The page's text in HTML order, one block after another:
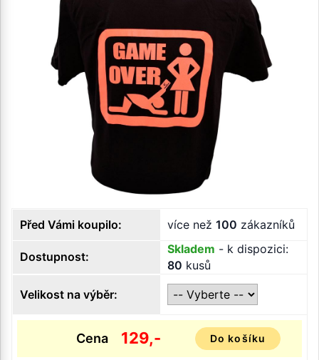
Před Vámi koupilo: více než 100 zákazníků
Dostupnost:
Skladem - k dispozici:
80 kusů
Velikost na výběr:
Cena 129,- Do košíku